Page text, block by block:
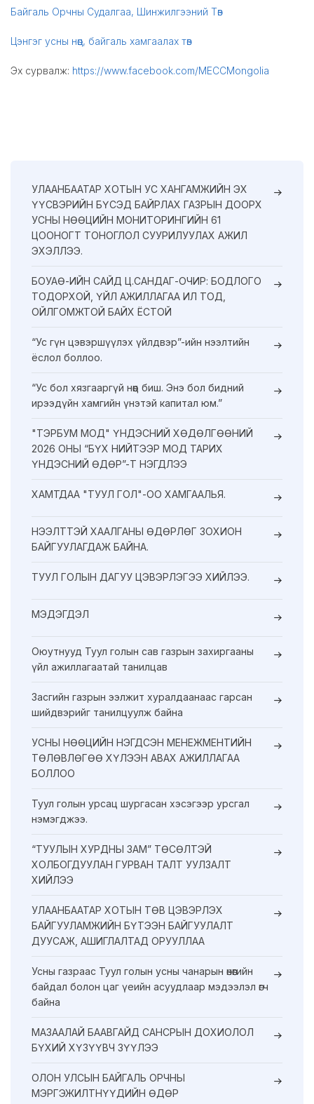
УЛААНБААТАР ХОТЫН УС ХАНГАМЖИЙН ЭХ
ҮҮСВЭРИЙН БҮСЭД БАЙРЛАХ ГАЗРЫН ДООРХ
УСНЫ НӨӨЦИЙН МОНИТОРИНГИЙН 61
ЦООНОГТ ТОНОГЛОЛ СУУРИЛУУЛАХ АЖИЛ
ЭХЭЛЛЭЭ.
БОУАӨ-ИЙН САЙД Ц.САНДАГ-ОЧИР: БОДЛОГО
ТОДОРХОЙ, ҮЙЛ АЖИЛЛАГАА ИЛ ТОД,
ОЙЛГОМЖТОЙ БАЙХ ЁСТОЙ
“Ус гүн цэвэршүүлэх үйлдвэр”-ийн нээлтийн
ёслол боллоо.
“Ус бол хязгааргүй нөөц биш. Энэ бол бидний
ирээдүйн хамгийн үнэтэй капитал юм.”
"ТЭРБУМ МОД" ҮНДЭСНИЙ ХӨДӨЛГӨӨНИЙ
2026 ОНЫ “БҮХ НИЙТЭЭР МОД ТАРИХ
ҮНДЭСНИЙ ӨДӨР”-Т НЭГДЛЭЭ
ХАМТДАА "ТУУЛ ГОЛ"-ОО ХАМГААЛЬЯ.
НЭЭЛТТЭЙ ХААЛГАНЫ ӨДӨРЛӨГ ЗОХИОН
БАЙГУУЛАГДАЖ БАЙНА.
ТУУЛ ГОЛЫН ДАГУУ ЦЭВЭРЛЭГЭЭ ХИЙЛЭЭ.
МЭДЭГДЭЛ
Оюутнууд Туул голын сав газрын захиргааны
үйл ажиллагаатай танилцав
Засгийн газрын ээлжит хуралдаанаас гарсан
шийдвэрийг танилцуулж байна
УСНЫ НӨӨЦИЙН НЭГДСЭН МЕНЕЖМЕНТИЙН
ТӨЛӨВЛӨГӨӨ ХҮЛЭЭН АВАХ АЖИЛЛАГАА
БОЛЛОО
Туул голын урсац шургасан хэсэгээр урсгал
нэмэгджээ.
“ТУУЛЫН ХУРДНЫ ЗАМ” ТӨСӨЛТЭЙ
ХОЛБОГДУУЛАН ГУРВАН ТАЛТ УУЛЗАЛТ
ХИЙЛЭЭ
УЛААНБААТАР ХОТЫН ТӨВ ЦЭВЭРЛЭХ
БАЙГУУЛАМЖИЙН БҮТЭЭН БАЙГУУЛАЛТ
ДУУСАЖ, АШИГЛАЛТАД ОРУУЛЛАА
Усны газраас Туул голын усны чанарын өнөөгийн
байдал болон цаг үеийн асуудлаар мэдээлэл өгч
байна
МАЗААЛАЙ БААВГАЙД САНСРЫН ДОХИОЛОЛ
БҮХИЙ ХҮЗҮҮВЧ ЗҮҮЛЭЭ
ОЛОН УЛСЫН БАЙГАЛЬ ОРЧНЫ
МЭРГЭЖИЛТНҮҮДИЙН ӨДӨР
Байгаль Орчны Судалгаа, Шинжилгээний Төв
Цэнгэг усны нөөц, байгаль хамгаалах төв
Эх сурвалж: https://www.facebook.com/MECCMongolia